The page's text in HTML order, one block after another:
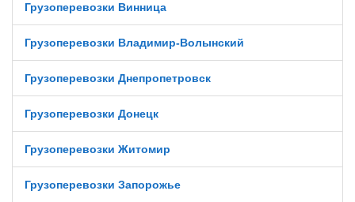
Грузоперевозки Винница
Грузоперевозки Владимир-Волынский
Грузоперевозки Днепропетровск
Грузоперевозки Донецк
Грузоперевозки Житомир
Грузоперевозки Запорожье